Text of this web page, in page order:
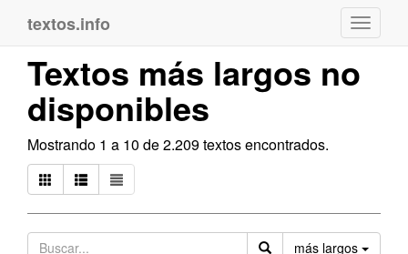
textos.info
Textos más largos no
disponibles
Mostrando 1 a 10 de 2.209 textos encontrados.
más largos